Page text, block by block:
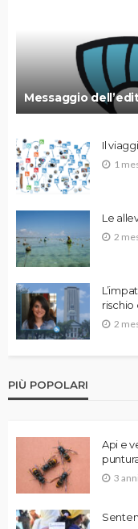
Messaggio
Il
1
Le
2
rischio
2
PIÙ POPOLARI
Api e
3